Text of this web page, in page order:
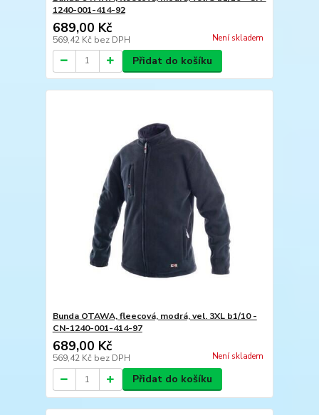
1240-001-414-92
689,00 Kč
569,42 Kč bez DPH Není skladem
Přidat do košíku
Bunda OTAWA, fleecová, modrá, vel. 3XL b1/10 -
CN-1240-001-414-97
689,00 Kč
569,42 Kč bez DPH Není skladem
Přidat do košíku